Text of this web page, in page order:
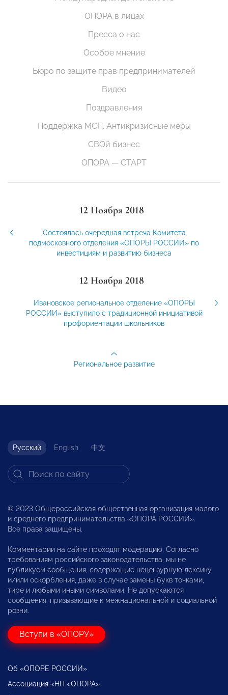
ОПОРА в лицах
Пресса о нас
Особое мнение
Бюро по защите прав предпринимателей
Видео
Поздравления
Поддержка МСП. Антикризисные меры
СВОй бизнес
ОПОРА — СТАРТ
12 Ноября 2018
Состоялась очередная встреча Комитета
подмосковного отделения «ОПОРЫ РОССИИ» по
инвестициям и развитию бизнеса
12 Ноября 2018
Ивановское региональное отделение «ОПОРЫ
РОССИИ» выступило с традиционной инициативой
профориентации школьников
Региональное развитие
Русский English 中文
© 2023 Общероссийская общественная организация малого
и среднего предпринимательства «ОПОРА РОССИИ».
Все права защищены.
Комментарии на сайте проходят модерацию. Согласно
требованиям российского законодательства, мы не
публикуем сообщения, содержащие нецензурную лексику
и/или оскорбления, даже в случае замены букв точками,
тире и любыми иными символами. Не допускаются
сообщения, призывающие к межнациональной и социальной
розни.
Вступи в «ОПОРУ»
Об «ОПОРЕ РОССИИ»
Ассоциация «НП «ОПОРА»